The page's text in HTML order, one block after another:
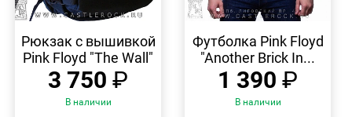
ПРОСМОТР
Рюкзак с вышивкой
Pink Floyd "The Wall"
3 750 ₽
В наличии
ПРОСМОТР
Футболка Pink Floyd
"Another Brick In...
1 390 ₽
В наличии